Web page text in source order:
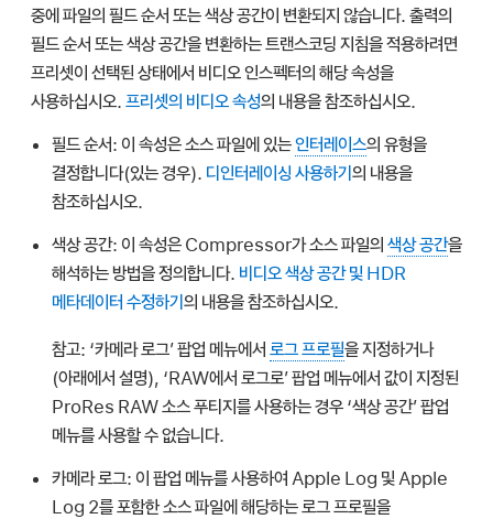
중에 파일의 필드 순서 또는 색상 공간이 변환되지 않습니다. 출력의
필드 순서 또는 색상 공간을 변환하는 트랜스코딩 지침을 적용하려면
프리셋이 선택된 상태에서 비디오 인스펙터의 해당 속성을
사용하십시오. 프리셋의 비디오 속성의 내용을 참조하십시오.
필드 순서: 이 속성은 소스 파일에 있는인터레이스의 유형을
결정합니다(있는 경우). 디인터레이싱 사용하기 의 내용을
참조하십시오.
색상 공간: 이 속성은 Compressor가 소스 파일의 색상 공간을
해석하는 방법을 정의합니다. 비디오 색상 공간 및 HDR
메타데이터 수정하기의 내용을 참조하십시오.
참고: ‘카메라 로그’ 팝업 메뉴에서 로그 프로필을 지정하거나
(아래에서 설명), ‘RAW에서 로그로’ 팝업 메뉴에서 값이 지정된
ProRes RAW 소스 푸티지를 사용하는 경우 ‘색상 공간’ 팝업
메뉴를 사용할 수 없습니다.
카메라 로그: 이 팝업 메뉴를 사용하여 Apple Log 및 Apple
Log 2를 포함한 소스 파일에 해당하는 로그 프로필을